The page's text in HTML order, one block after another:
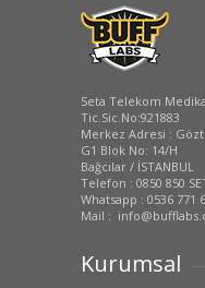
Seta Telekom
Tic.Sic.No:921883
Merkez Adresi :
G1 Blok No: 14/H
Bağcılar / İSTANBUL
Telefon : 0850 850
Whatsapp : 0536 771
Mail :
Kurumsal